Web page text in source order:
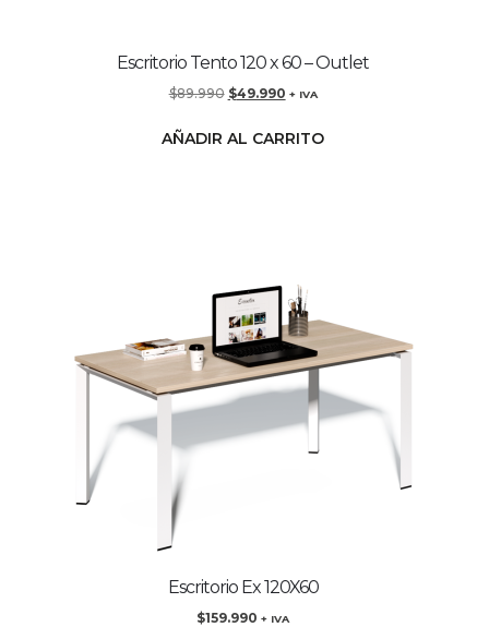
Escritorio Tento 120 x 60 – Outlet
$89.990 $49.990 + IVA
AÑADIR AL CARRITO
Escritorio Ex 120X60
$159.990 + IVA